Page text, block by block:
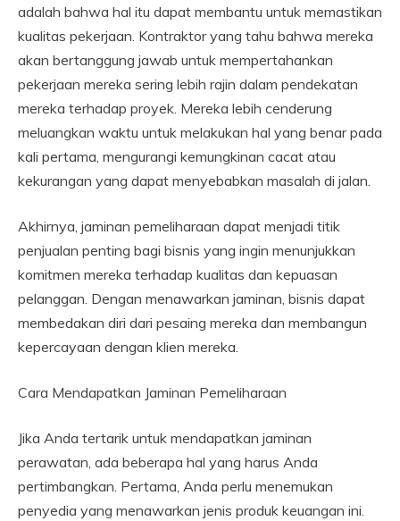
adalah bahwa hal itu dapat membantu untuk memastikan
kualitas pekerjaan. Kontraktor yang tahu bahwa mereka
akan bertanggung jawab untuk mempertahankan
pekerjaan mereka sering lebih rajin dalam pendekatan
mereka terhadap proyek. Mereka lebih cenderung
meluangkan waktu untuk melakukan hal yang benar pada
kali pertama, mengurangi kemungkinan cacat atau
kekurangan yang dapat menyebabkan masalah di jalan.
Akhirnya, jaminan pemeliharaan dapat menjadi titik
penjualan penting bagi bisnis yang ingin menunjukkan
komitmen mereka terhadap kualitas dan kepuasan
pelanggan. Dengan menawarkan jaminan, bisnis dapat
membedakan diri dari pesaing mereka dan membangun
kepercayaan dengan klien mereka.
Cara Mendapatkan Jaminan Pemeliharaan
Jika Anda tertarik untuk mendapatkan jaminan
perawatan, ada beberapa hal yang harus Anda
pertimbangkan. Pertama, Anda perlu menemukan
penyedia yang menawarkan jenis produk keuangan ini.